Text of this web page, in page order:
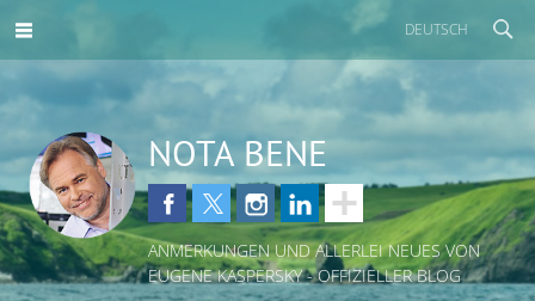
DEUTSCH
NOTA BENE
ANMERKUNGEN UND ALLERLEI NEUES VON
EUGENE KASPERSKY - OFFIZIELLER BLOG